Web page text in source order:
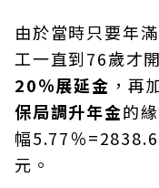
由於當時只要年
工一直到76歲才
20％展延金 ，再
保局調升年金的
幅5.77％
元。